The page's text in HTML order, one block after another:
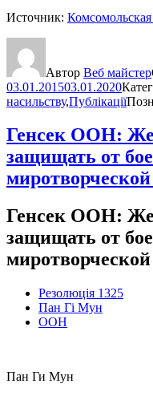
Источник:
Автор Веб майстер
03.01.201503.01.2020
насильству,Публікації
Генсек ООН:
защищать от
Генсек ООН:
защищать от
Резолюція 1325
Пан Гі Мун
ООН
Пан Ги Мун